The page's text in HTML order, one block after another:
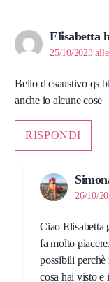
Elisabetta
25/10/2023
Bello d esaustivo qs
anche io alcune cose
RISPONDI
26/10/
Ciao Elisabetta
fa molto
possibili perchè
cosa hai visto e